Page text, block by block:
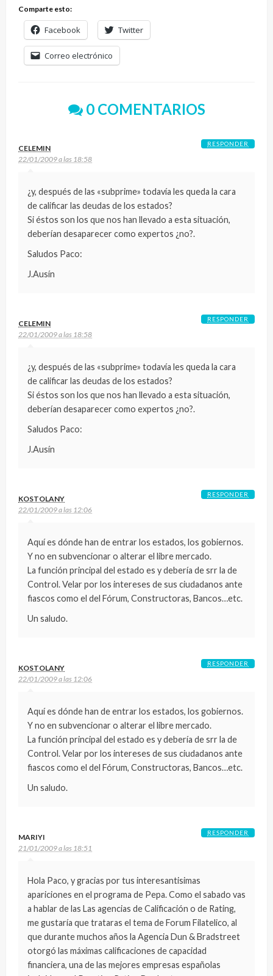
Comparte esto:
Facebook Twitter
Correo electrónico
0 COMENTARIOS
CELEMIN
22/01/2009 a las 18:58
¿y, después de las «subprime» todavía les queda la cara
de calificar las deudas de los estados?
Si éstos son los que nos han llevado a esta situación,
deberían desaparecer como expertos ¿no?.
Saludos Paco:
J.Ausín
RESPONDER
CELEMIN
22/01/2009 a las 18:58
¿y, después de las «subprime» todavía les queda la cara
de calificar las deudas de los estados?
Si éstos son los que nos han llevado a esta situación,
deberían desaparecer como expertos ¿no?.
Saludos Paco:
J.Ausín
RESPONDER
KOSTOLANY
22/01/2009 a las 12:06
Aquí es dónde han de entrar los estados, los gobiernos.
Y no en subvencionar o alterar el libre mercado.
La función principal del estado es y debería de srr la de
Control. Velar por los intereses de sus ciudadanos ante
fiascos como el del Fórum, Constructoras, Bancos…etc.
Un saludo.
RESPONDER
KOSTOLANY
22/01/2009 a las 12:06
Aquí es dónde han de entrar los estados, los gobiernos.
Y no en subvencionar o alterar el libre mercado.
La función principal del estado es y debería de srr la de
Control. Velar por los intereses de sus ciudadanos ante
fiascos como el del Fórum, Constructoras, Bancos…etc.
Un saludo.
RESPONDER
MARIYI
21/01/2009 a las 18:51
Hola Paco, y gracias por tus interesantisimas
apariciones en el programa de Pepa. Como el sabado vas
a hablar de las Las agencias de Calificación o de Rating,
me gustaría que trataras el tema de Forum Filatelico, al
que durante muchos años la Agencia Dun & Bradstreet
otorgó las máximas calificaciones de capacidad
financiera, una de las mejores empresas españolas
RESPONDER